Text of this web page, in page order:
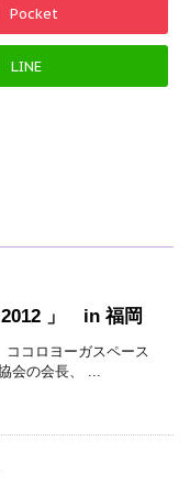
Pocket
LINE
」 in 福岡
ココロヨーガスペース
会の会長、 ...